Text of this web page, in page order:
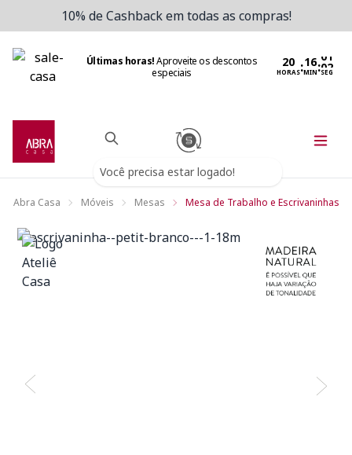
10% de Cashback em todas as compras!
Últimas horas!Aproveite os descontos
especiais
HORAS:MIN:SEG
Você precisa estar logado!
Abra Casa Móveis Mesas Mesa de Trabalho e Escrivaninhas